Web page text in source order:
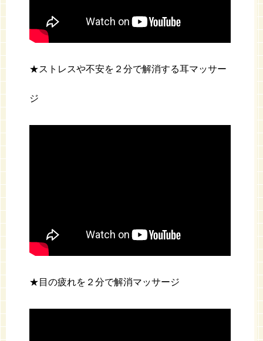
★ストレスや不安を２分で解消する耳マッサー
ジ
★目の疲れを２分で解消マッサージ